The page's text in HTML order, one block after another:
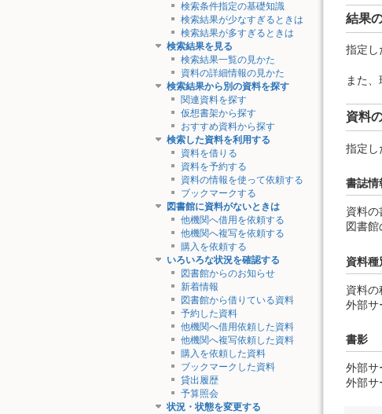
検索条件指定の基礎知識
検索結果が少なすぎるときは
検索結果が多すぎるときは
検索結果を見る
検索結果一覧の見かた
資料の詳細情報の見かた
検索結果から別の資料を探す
関連資料を探す
仮想書架から探す
おすすめ資料から探す
検索した資料を利用する
資料を借りる
資料を予約する
資料の情報を使って依頼する
ブックマークする
図書館に資料がないときは
他機関へ借用を依頼する
他機関へ複写を依頼する
購入を依頼する
いろいろな状況を確認する
図書館からのお知らせ
新着情報
図書館から借りている資料
予約した資料
他機関へ借用依頼した資料
他機関へ複写依頼した資料
購入を依頼した資料
ブックマークした資料
貸出履歴
予算照会
状況・状態を変更する
結果
指定し
また
資料
指定し
書誌情
資料の
図書館
資料種
資料の
外部サ
書影
外部サ
外部サ